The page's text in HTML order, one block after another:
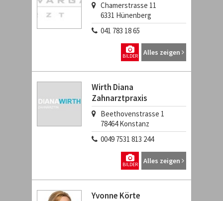
Chamerstrasse 11
6331 Hünenberg
041 783 18 65
Alles zeigen
BILDER
Wirth Diana
Zahnarztpraxis
Beethovenstrasse 1
78464 Konstanz
0049 7531 813 244
Alles zeigen
BILDER
Yvonne Körte